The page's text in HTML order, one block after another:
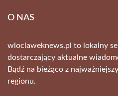
O NAS
wloclaweknews.pl to lokalny
dostarczający aktualne
Bądź na bieżąco z
regionu.